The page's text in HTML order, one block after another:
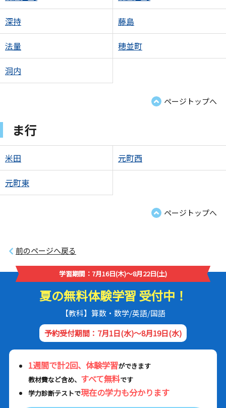
深持 藤島
法量 穂並町
洞内
ページトップへ
ま行
米田 元町西
元町東
ページトップへ
前のページへ戻る
学習期間：7月16日(木)～8月22日(土)
夏の無料体験学習 受付中！
【教科】算数・数学/英語/国語
予約受付期間：7月1日(水)～8月19日(水)
1週間で計2回、体験学習ができます
教材費など含め、 すべて無料です
学力診断テストで現在の学力も分かります